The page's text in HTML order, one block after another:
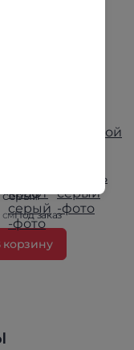
серый
смПод заказ
корзину